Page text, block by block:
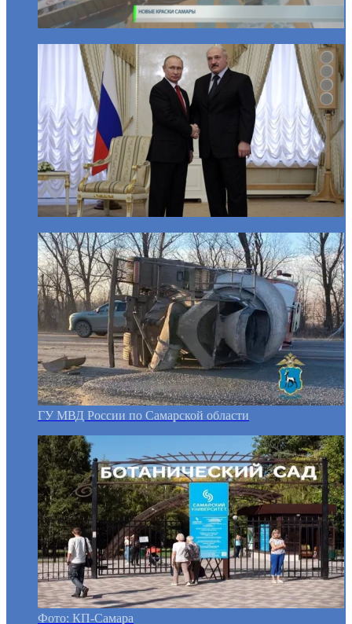
ГУ МВД России по Самарской области
Фото: КП-Самара